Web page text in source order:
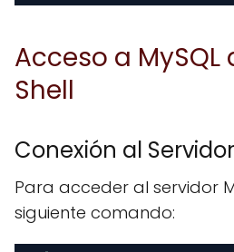
Acceso a
Shell
Conexión al
Para acceder al servidor
siguiente comando: